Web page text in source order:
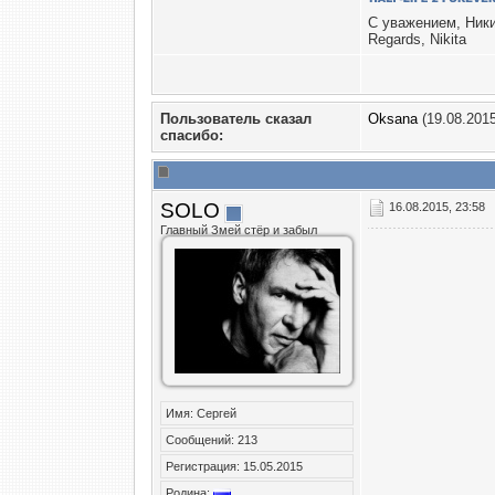
С уважением,
Regards, Nikita
Пользователь сказал
cпасибо:
Oksana
SOLO
Главный Змей стёр и забыл
Имя: Сергей
Сообщений: 213
Регистрация: 15.05.2015
16.08.2015, 23:58